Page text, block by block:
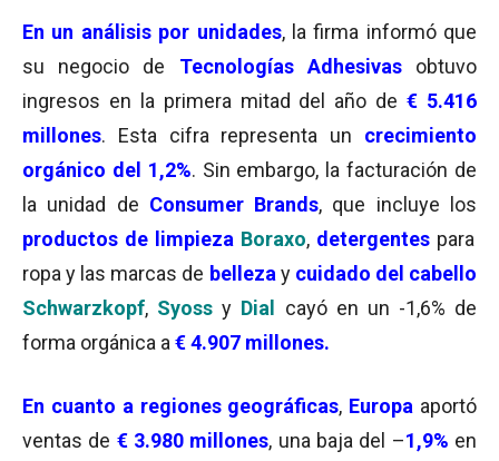
En un análisis por unidades, la firma informó que
su negocio de Tecnologías Adhesivas obtuvo
ingresos en la primera mitad del año de € 5.416
millones. Esta cifra representa un crecimiento
orgánico del 1,2%. Sin embargo, la facturación de
la unidad de Consumer Brands, que incluye los
productos de limpieza Boraxo, detergentes para
ropa y las marcas de belleza y cuidado del cabello
Schwarzkopf, Syossy Dial cayó en un -1,6% de
forma orgánica a € 4.907 millones.
En cuanto a regiones geográficas, Europa aportó
ventas de € 3.980 millones, una baja del –1,9% en